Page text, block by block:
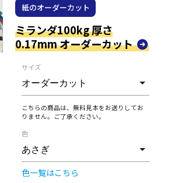
紙のオーダーカット
ミランダ100kg 厚さ
0.17mm オーダーカット
サイズ
こちらの商品は、無料見本をお送りしてお
りません。ご了承ください。
色
色一覧はこちら